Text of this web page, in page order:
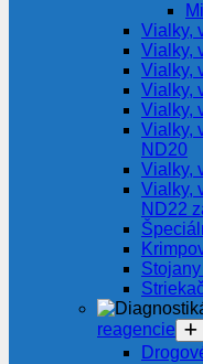
Vialky,
Vialky,
Vialky,
Vialky,
Vialky,
Vialky,
ND20
Vialky,
Vialky,
ND22
reagencie